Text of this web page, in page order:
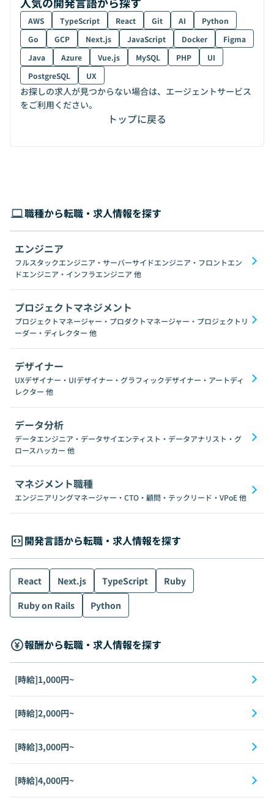
AWS TypeScript React Git AI
Python
Go
GCP Next.js JavaScript Docker
Figma
Java
Azure Vue.js MySQL PHP
UI
PostgreSQL
UX
お探しの求人が見つからない場合は、エージェントサービス
をご利用ください。
トップに戻る
職種から転職・求人情報を探す
エンジニア
フルスタックエンジニア・サーバーサイドエンジニア・フロントエン
ドエンジニア・インフラエンジニア 他
プロジェクトマネジメント
プロジェクトマネージャー・プロダクトマネージャー・プロジェクトリ
ーダー・ディレクター 他
デザイナー
UXデザイナー・UIデザイナー・グラフィックデザイナー・アートディ
レクター 他
データ分析
データエンジニア・データサイエンティスト・データアナリスト・グ
ロースハッカー 他
マネジメント職種
エンジニアリングマネージャー・CTO・顧問・テックリード・VPoE他
開発言語から転職・求人情報を探す
React Next.js TypeScript
Ruby
Ruby on Rails
Python
報酬から転職・求人情報を探す
[時給]1,000円~
[時給]2,000円~
[時給]3,000円~
[時給]4,000円~